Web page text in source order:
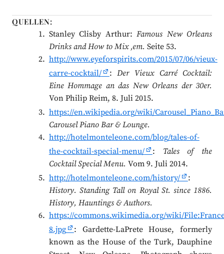
QUELLEN:
Stanley Clisby Arthur:Famous New Orleans
Drinks and How to Mix ‚em. Seite 53.
http://www.eyeforspirits.com/2015/07/06/vieux-
carre-cocktail/
:Der Vieux Carré Cocktail:
Eine Hommage an das New Orleans der 30er.
Von Philip Reim, 8. Juli 2015.
https://en.wikipedia.org/wiki/
Carousel Piano Bar & Lounge.
http://hotelmonteleone.com/blog/tales-of-
the-cocktail-special-menu/
: Tales of the
Cocktail Special Menu. Vom 9. Juli 2014.
http://hotelmonteleone.com/history/
:
History. Standing Tall on Royal St. since 1886.
History, Hauntings & Authors.
https://commons.wikimedia.org/wiki/
8.jpg
: Gardette-LaPrete House, formerly
known as the House of the Turk, Dauphine